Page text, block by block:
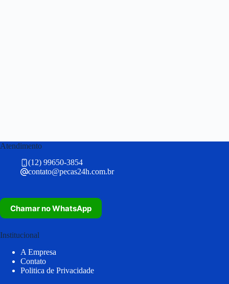
Atendimento
(12) 99650-3854
contato@pecas24h.com.br
Chamar no WhatsApp
Institucional
A Empresa
Contato
Politica de Privacidade